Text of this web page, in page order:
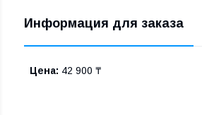
Информация для заказа
Цена: 42 900 ₸